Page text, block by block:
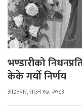
भण्डारीको
केके गर्यो निर्णय
आइतबार, साउन १७, २०८३